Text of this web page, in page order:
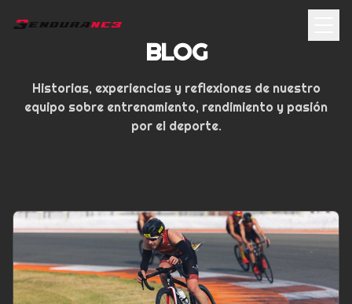
BLOG
Historias, experiencias y reflexiones de nuestro
equipo sobre entrenamiento, rendimiento y pasión
por el deporte.
Artículos del blog